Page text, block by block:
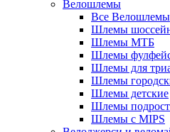
Велошлемы
Все Велошлемы
Шлемы
Шлемы МТБ
Шлемы
Шлемы для
Шлемы
Шлемы детские
Шлемы
Шлемы с MIPS